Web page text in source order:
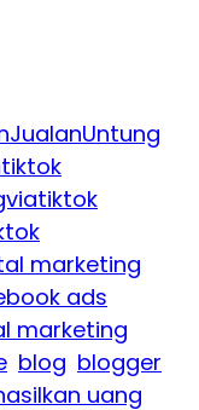
marketing
ads
marketing
blog blogger
uang